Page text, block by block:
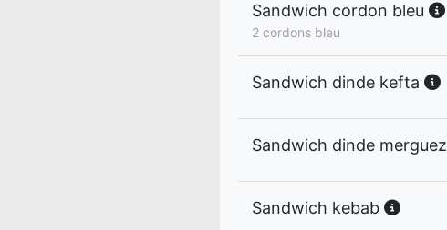
Sandwich cordon bleu
2 cordons bleu
Sandwich dinde kefta
Sandwich dinde merguez
Sandwich kebab